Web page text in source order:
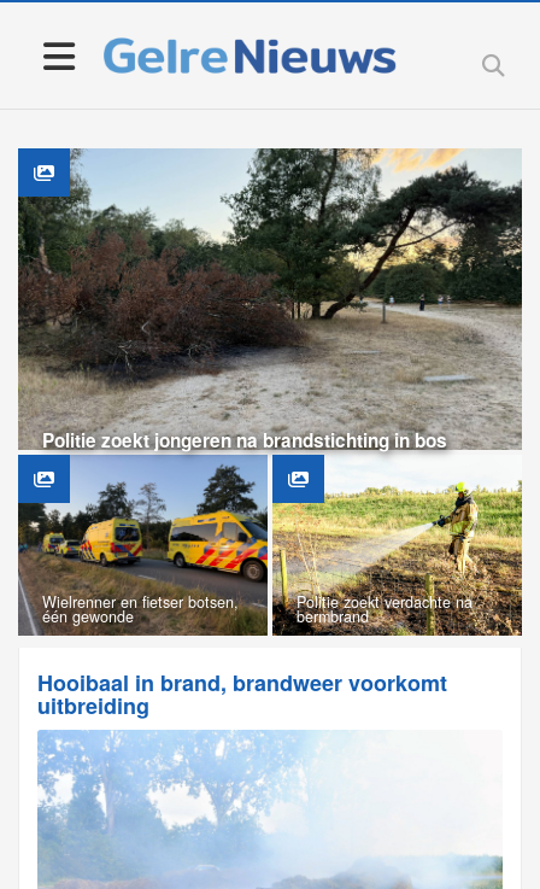
Politie zoekt jongeren na brandstichting in bos
Wielrenner en fietser botsen,
één gewonde
Politie zoekt verdachte na
bermbrand
Hooibaal in brand, brandweer voorkomt
uitbreiding